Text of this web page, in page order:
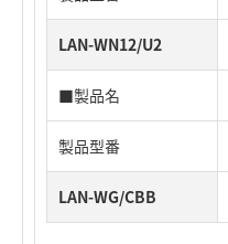
LAN-WN12/U2
■製品名
製品型番
LAN-WG/CBB